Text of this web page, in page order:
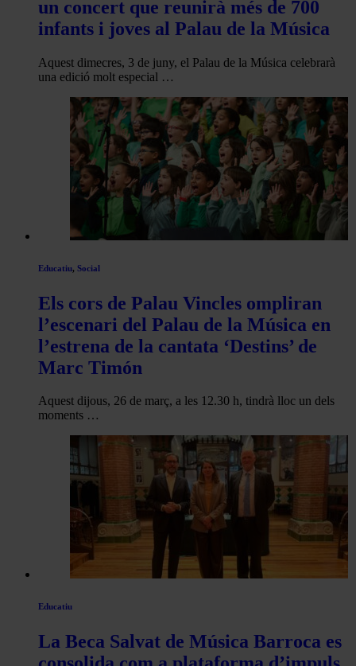
un concert que reunirà més de 700
infants i joves al Palau de la Música
Aquest dimecres, 3 de juny, el Palau de la Música celebrarà
una edició molt especial …
Educatiu, Social
Els cors de Palau Vincles ompliran
l’escenari del Palau de la Música en
l’estrena de la cantata ‘Destins’ de
Marc Timón
Aquest dijous, 26 de març, a les 12.30 h, tindrà lloc un dels
moments …
Educatiu
La Beca Salvat de Música Barroca es